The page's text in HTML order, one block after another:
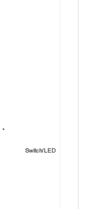
Switch/LED